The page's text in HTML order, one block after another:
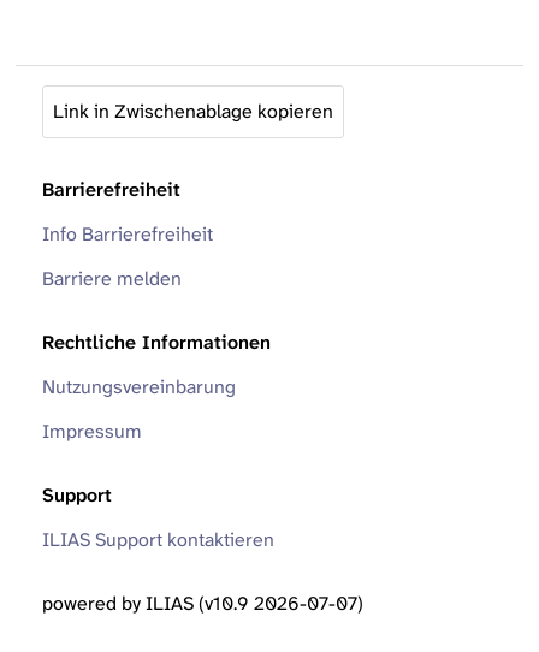
Link in Zwischenablage kopieren
Barrierefreiheit
Info Barrierefreiheit
Barriere melden
Rechtliche Informationen
Nutzungsvereinbarung
Impressum
Support
ILIAS Support kontaktieren
powered by ILIAS (v10.9 2026-07-07)